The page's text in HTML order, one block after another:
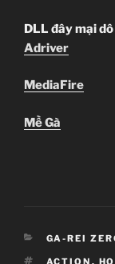
DLL đây mại
Adriver
MediaFire
Mề Gà
GA-REI
TAGS